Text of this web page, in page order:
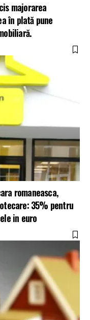
majorarea
în plată pune
romaneasca,
35% pentru
in euro